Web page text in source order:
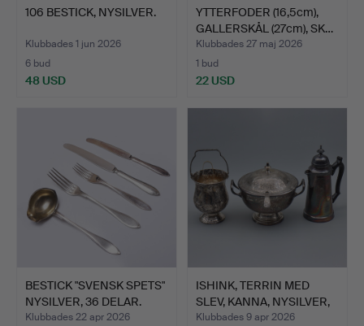
106 BESTICK, NYSILVER.
Klubbades 1 jun 2026
6 bud
48 USD
YTTERFODER (16,5cm),
GALLERSKÅL (27cm), SK…
Klubbades 27 maj 2026
1 bud
22 USD
BESTICK "SVENSK SPETS"
NYSILVER, 36 DELAR.
Klubbades 22 apr 2026
ISHINK, TERRIN MED
SLEV, KANNA, NYSILVER,
…
Klubbades 9 apr 2026